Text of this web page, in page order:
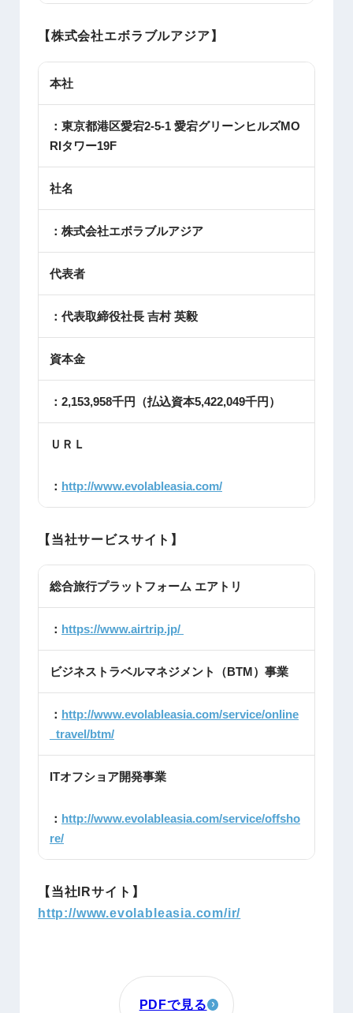
【株式会社エボラブルアジア】
本社
：東京都港区愛宕2-5-1 愛宕グリーンヒルズMO
RIタワー19F
社名
：株式会社エボラブルアジア
代表者
：代表取締役社長 吉村 英毅
資本金
：2,153,958千円（払込資本5,422,049千円）
ＵＲＬ
： http://www.evolableasia.com/
【当社サービスサイト】
総合旅行プラットフォーム エアトリ
： https://www.airtrip.jp/
ビジネストラベルマネジメント（BTM）事業
： http://www.evolableasia.com/service/online
_travel/btm/
ITオフショア開発事業
： http://www.evolableasia.com/service/offsho
re/
【当社IRサイト】
http://www.evolableasia.com/ir/
PDFで見る